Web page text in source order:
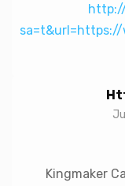
Kingmaker